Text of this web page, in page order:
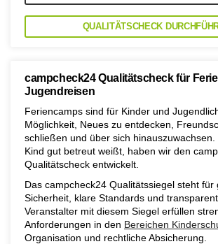
QUALITÄTSCHECK
campcheck24 Qualitätscheck für
Jugendreisen
Feriencamps sind für Kinder und
Möglichkeit, Neues zu entdecken,
schließen und über sich hinauszuwachsen.
Kind gut betreut weißt, haben wir den
Qualitätscheck entwickelt.
Das campcheck24 Qualitätssiegel steht für
Sicherheit, klare Standards und
Veranstalter mit diesem Siegel erfüllen
Anforderungen in den Bereichen
Organisation und rechtliche Absicherung.